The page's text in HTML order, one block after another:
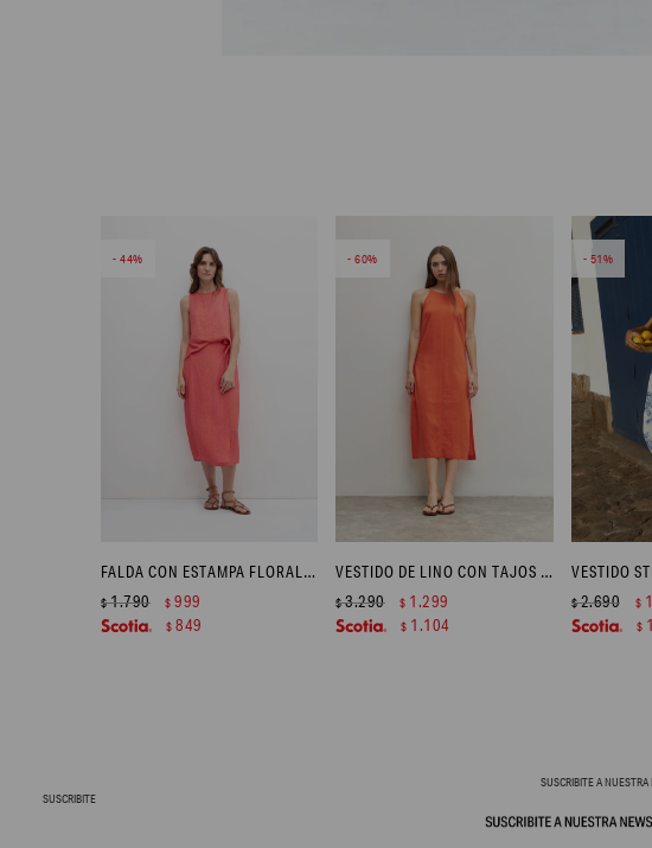
44
FALDA CON ESTAMPA FLORAL - FUCSIA
$1.790 $ 999
$ 849
60
VESTIDO DE LINO CON TAJOS - NARANJA
$3.290 $ 1.299
$ 1.104
51
$2.690 $
$
SUSCRIBITE A
SUSCRIBITE